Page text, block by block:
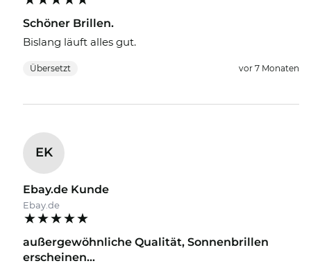
Schöner Brillen.
Bislang läuft alles gut.
Übersetzt vor 7 Monaten
EK
Ebay.de Kunde
Ebay.de
außergewöhnliche Qualität, Sonnenbrillen
erscheinen...